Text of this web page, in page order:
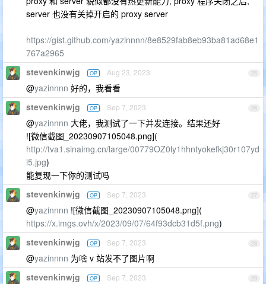
server 也没有关掉开启的 proxy server
https://gist.github.com/yazinnnn/8e8529fab8eb93ba81ad68e1
767a2965
25
stevenkinwjg OP Aug 23, 2023
@yazinnnn 好的，我看看
26
stevenkinwjg OP Sep 7, 2023
@yazinnnn 大佬，我测试了一下并发连接。结果还好
![微信截图_20230907105048.png](
http://tva1.sinaimg.cn/large/00779OZ0ly1hhntyokefkj30r107yd
i5.jpg)
能复现一下你的测试吗
27
stevenkinwjg OP Sep 7, 2023
@yazinnnn ![微信截图_20230907105048.png](
https://x.imgs.ovh/x/2023/09/07/64f93dcb31d5f.png)
28
stevenkinwjg OP Sep 7, 2023
@yazinnnn 为啥 v 站发不了图片啊
29
stevenkinwjg OP Sep 7, 2023